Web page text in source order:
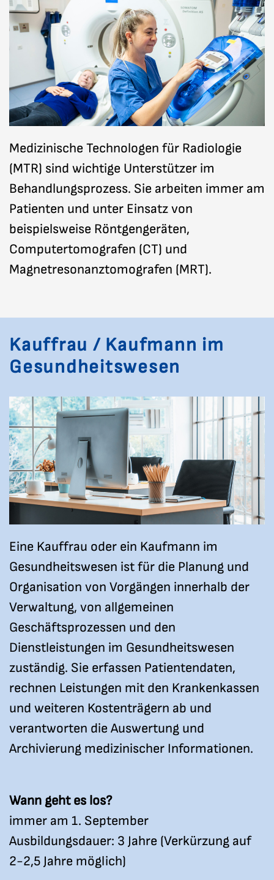
Medizinische Technologen für Radiologie
(MTR) sind wichtige Unterstützer im
Behandlungsprozess. Sie arbeiten immer am
Patienten und unter Einsatz von
beispielsweise Röntgengeräten,
Computertomografen (CT) und
Magnetresonanztomografen (MRT).
Kauffrau / Kaufmann im
Gesundheitswesen
Eine Kauffrau oder ein Kaufmann im
Gesundheitswesen ist für die Planung und
Organisation von Vorgängen innerhalb der
Verwaltung, von allgemeinen
Geschäftsprozessen und den
Dienstleistungen im Gesundheitswesen
zuständig. Sie erfassen Patientendaten,
rechnen Leistungen mit den Krankenkassen
und weiteren Kostenträgern ab und
verantworten die Auswertung und
Archivierung medizinischer Informationen.
Wann geht es los?
immer am 1. September
Ausbildungsdauer: 3 Jahre (Verkürzung auf
2-2,5 Jahre möglich)